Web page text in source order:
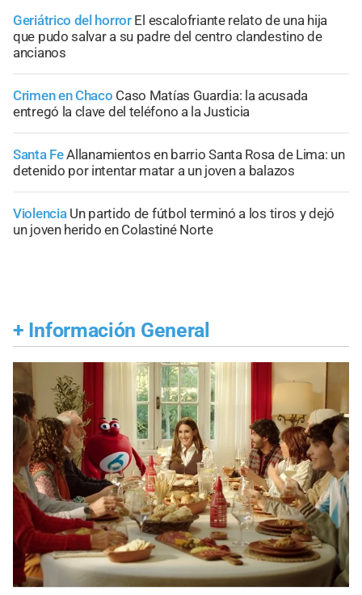
Geriátrico del horror El escalofriante relato de una hija
que pudo salvar a su padre del centro clandestino de
ancianos
Crimen en Chaco Caso Matías Guardia: la acusada
entregó la clave del teléfono a la Justicia
Santa FeAllanamientos en barrio Santa Rosa de Lima: un
detenido por intentar matar a un joven a balazos
Violencia Un partido de fútbol terminó a los tiros y dejó
un joven herido en Colastiné Norte
+ Información General